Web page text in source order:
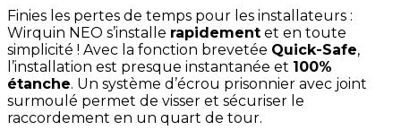
Finies les pertes de temps pour les installateurs :
Wirquin NEO s’installe rapidement et en toute
simplicité ! Avec la fonction brevetée Quick-Safe,
l’installation est presque instantanée et 100%
étanche. Un système d’écrou prisonnier avec joint
surmoulé permet de visser et sécuriser le
raccordement en un quart de tour.